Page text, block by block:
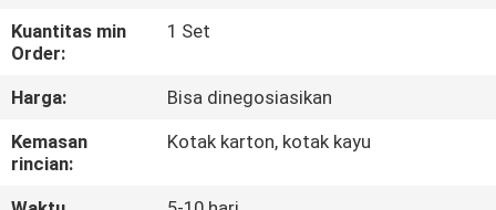
TUR
PABRIK
KONTROL
Kuantitas min
Order:
1 Set
Harga:
Bisa dinegosiasikan
Kemasan
rincian:
Kotak karton, kotak kayu